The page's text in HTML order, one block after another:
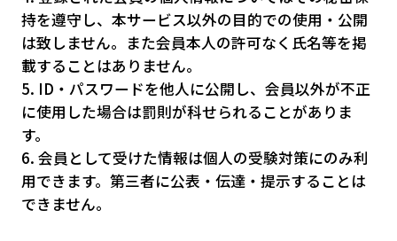
持を遵守し、本サービス以外の目的での使用・公開
は致しません。また会員本人の許可なく氏名等を掲
載することはありません。
5. ID・パスワードを他人に公開し、会員以外が不正
に使用した場合は罰則が科せられることがありま
す。
6. 会員として受けた情報は個人の受験対策にのみ利
用できます。第三者に公表・伝達・提示することは
できません。